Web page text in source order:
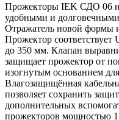
Прожекторы IEK СДО 06
удобными и
Отражатель новой формы и
Прожектор соответствует
до 350 мм. Клапан
защищает прожектор от
изогнутым основанием
Влагозащищённая
позволяет сохранить
дополнительных
прожекторов мощностью